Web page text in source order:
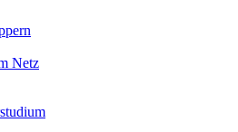
Netz